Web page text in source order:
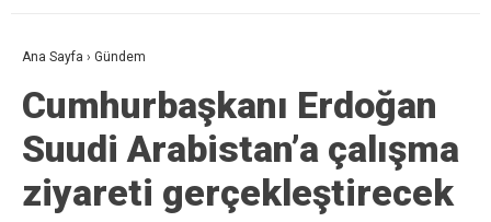
Ana Sayfa › Gündem
Cumhurbaşkanı Erdoğan
Suudi Arabistan’a çalışma
ziyareti gerçekleştirecek